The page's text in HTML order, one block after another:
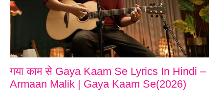
गया काम से Gaya Kaam Se Lyrics In Hindi –
Armaan Malik | Gaya Kaam Se(2026)